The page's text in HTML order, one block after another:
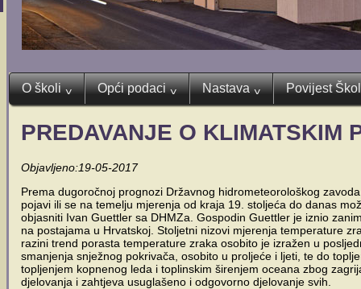
O školi ^ Opći podaci ^ Nastava ^ Povijest
PREDAVANJE O KLIMATSKIM
Objavljeno:19-05-2017
Prema dugoročnoj prognozi Državnog hidrometeorološkog
pojavi ili se na temelju mjerenja od kraja 19. stoljeća do danas
objasniti Ivan Guettler sa DHMZa. Gospodin Guettler je iznio
na postajama u Hrvatskoj. Stoljetni nizovi mjerenja temperature
razini trend porasta temperature zraka osobito je izražen u
smanjenja snježnog pokrivača, osobito u proljeće i ljeti, te do
topljenjem kopnenog leda i toplinskim širenjem oceana zbog
djelovanja i zahtjeva usuglašeno i odgovorno djelovanje svih.